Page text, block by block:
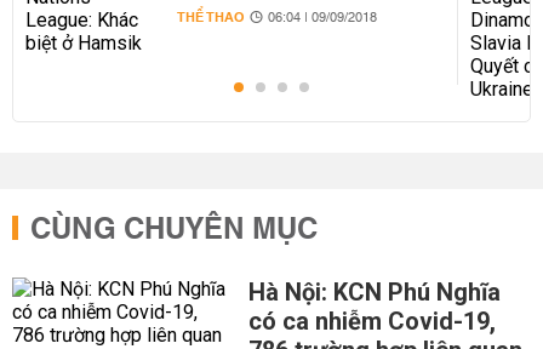
THỂ THAO 06:04 | 09/09/2018
CÙNG CHUYÊN MỤC
Hà Nội: KCN Phú Nghĩa
có ca nhiễm Covid-19,